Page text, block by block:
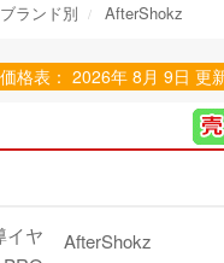
ブランド別 AfterShokz
格表： 2026年 8月 9日 更
AfterShokz